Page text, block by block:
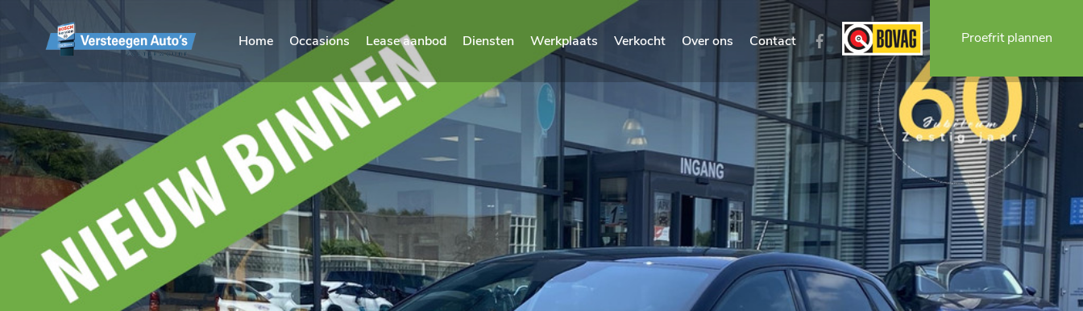
Home Occasions Lease aanbod Diensten Werkplaats Verkocht Over ons Contact Proefrit plannen